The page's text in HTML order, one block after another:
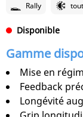
Rally
Disponible
Gamme
Mise en
Feedback
Longévité